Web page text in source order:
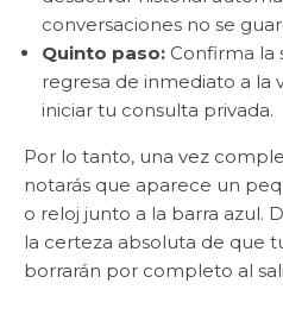
conversaciones no se
Quinto paso: Confirma la
regresa de inmediato a la
iniciar tu consulta privada.
Por lo tanto, una vez
notarás que aparece un
o reloj junto a la barra azul.
la certeza absoluta de que
borrarán por completo al